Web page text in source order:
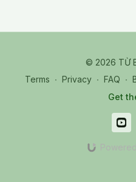
© 2026 TỪ
Terms ∙ Privacy ∙ FAQ ∙
Get